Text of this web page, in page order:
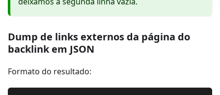
Dump de links externos da página do
backlink em JSON
Formato do resultado: